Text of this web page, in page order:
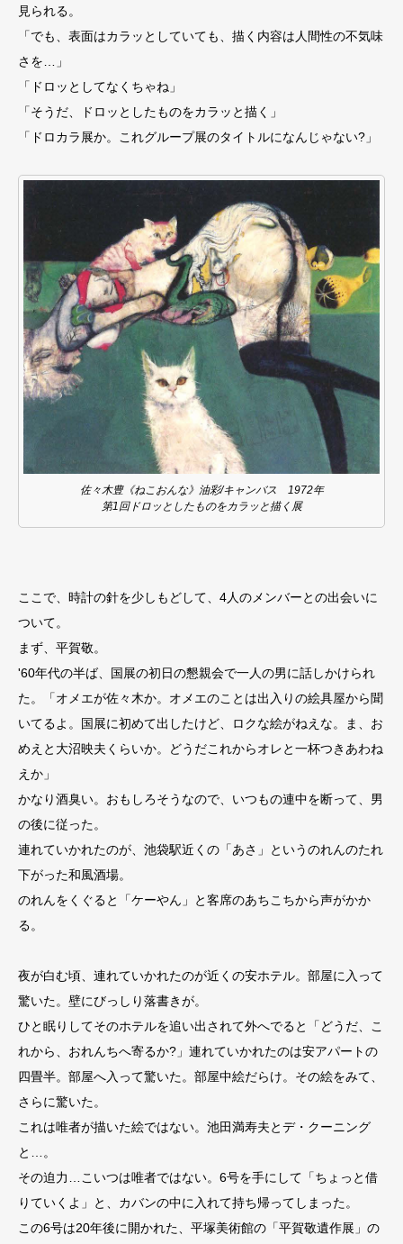
見られる。
「でも、表面はカラッとしていても、描く内容は人間性の不気味
さを…」
「ドロッとしてなくちゃね」
「そうだ、ドロッとしたものをカラッと描く」
「ドロカラ展か。これグループ展のタイトルになんじゃない?」
佐々木豊《ねこおんな》油彩/キャンバス 1972年
第1回ドロッとしたものをカラッと描く展
ここで、時計の針を少しもどして、4人のメンバーとの出会いに
ついて。
まず、平賀敬。
'60年代の半ば、国展の初日の懇親会で一人の男に話しかけられ
た。「オメエが佐々木か。オメエのことは出入りの絵具屋から聞
いてるよ。国展に初めて出したけど、ロクな絵がねえな。ま、お
めえと大沼映夫くらいか。どうだこれからオレと一杯つきあわね
えか」
かなり酒臭い。おもしろそうなので、いつもの連中を断って、男
の後に従った。
連れていかれたのが、池袋駅近くの「あさ」というのれんのたれ
下がった和風酒場。
のれんをくぐると「ケーやん」と客席のあちこちから声がかか
る。
夜が白む頃、連れていかれたのが近くの安ホテル。部屋に入って
驚いた。壁にびっしり落書きが。
ひと眠りしてそのホテルを追い出されて外へでると「どうだ、こ
れから、おれんちへ寄るか?」連れていかれたのは安アパートの
四畳半。部屋へ入って驚いた。部屋中絵だらけ。その絵をみて、
さらに驚いた。
これは唯者が描いた絵ではない。池田満寿夫とデ・クーニング
と…。
その迫力…こいつは唯者ではない。6号を手にして「ちょっと借
りていくよ」と、カバンの中に入れて持ち帰ってしまった。
この6号は20年後に開かれた、平塚美術館の「平賀敬遺作展」の